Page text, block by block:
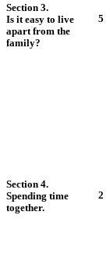
Section 3.
Is it easy to live
apart from the
family?
5
Section 4.
Spending time
together.
2